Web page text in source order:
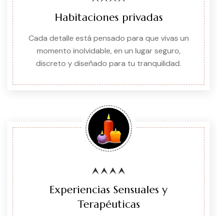
Habitaciones privadas
Cada detalle está pensado para que vivas un
momento inolvidable, en un lugar seguro,
discreto y diseñado para tu tranquilidad.
Experiencias Sensuales y
Terapéuticas